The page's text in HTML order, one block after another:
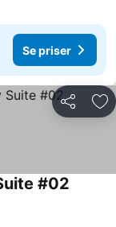
Se priser
Dela
#02